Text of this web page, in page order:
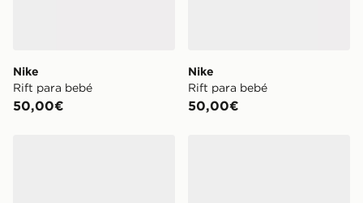
Nike
Rift para bebé
50,00€
Nike
Rift para bebé
50,00€